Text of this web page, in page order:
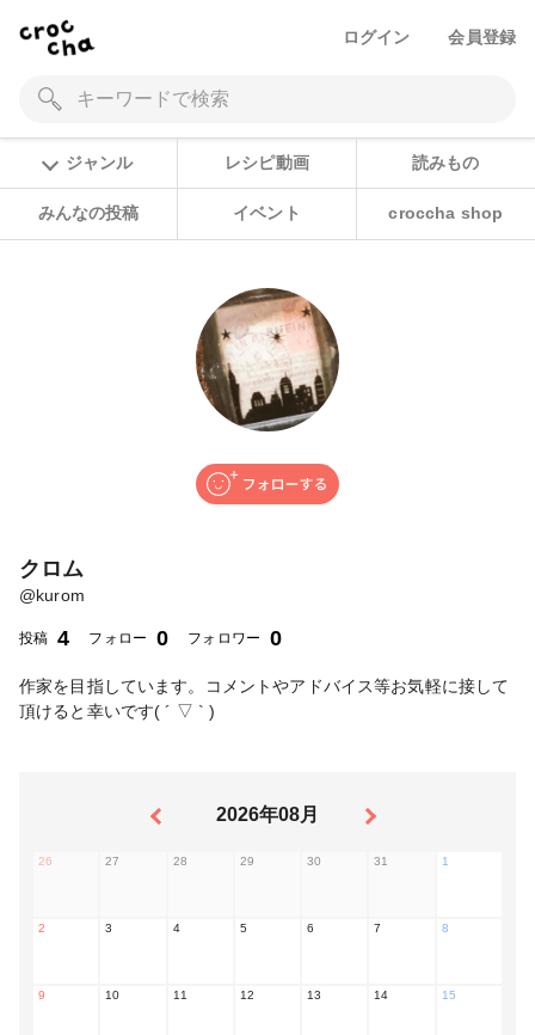
ログイン 会員登録
ジャンル レシピ動画 読みもの
みんなの投稿 イベント croccha shop
クロム
@kurom
投稿 4 フォロー 0 フォロワー 0
作家を目指しています。コメントやアドバイス等お気軽に接して
頂けると幸いです( ´ ▽ ` )
2026年08月
26 27 28 29 30 31 1
2 3 4 5 6 7 8
9 10 11 12 13 14 15